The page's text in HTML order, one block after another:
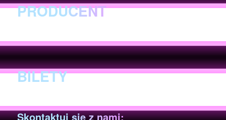
PRODUCENT
BILETY
Skontaktuj się z nami: